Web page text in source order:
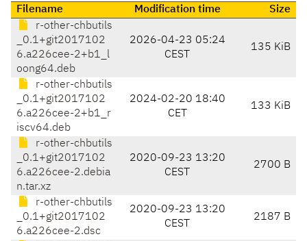
Filename Modification time
Size
r-other-chbutils
_0.1+git2017102
6.a226cee-2+b1_l
oong64.deb
2026-04-23 05:24
CEST
135 KiB
r-other-chbutils
_0.1+git2017102
6.a226cee-2+b1_r
iscv64.deb
2024-02-20 18:40
CET
133 KiB
r-other-chbutils
_0.1+git2017102
6.a226cee-2.debia
n.tar.xz
2020-09-23 13:20
CEST
2700 B
r-other-chbutils
_0.1+git2017102
6.a226cee-2.dsc
2020-09-23 13:20
CEST
2187 B